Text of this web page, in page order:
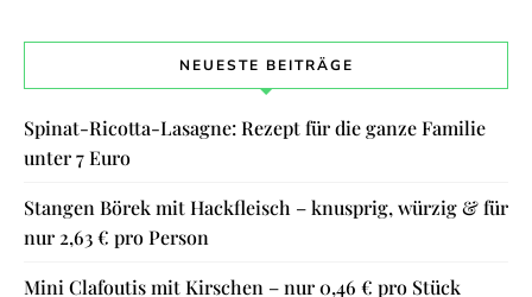
NEUESTE BEITRÄGE
Spinat-Ricotta-Lasagne: Rezept für die ganze Familie
unter 7 Euro
Stangen Börek mit Hackfleisch – knusprig, würzig & für
nur 2,63 € pro Person
Mini Clafoutis mit Kirschen – nur 0,46 € pro Stück